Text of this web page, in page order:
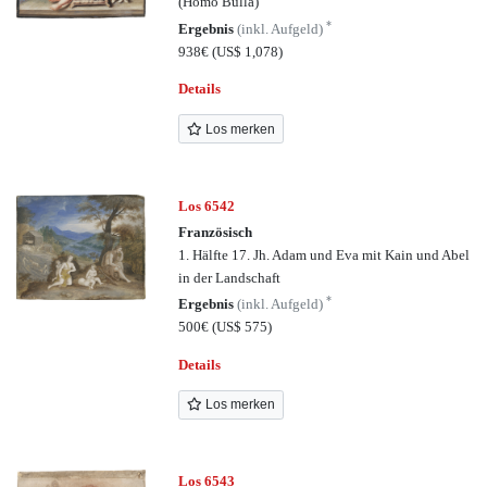
Ergebnis(inkl. Aufgeld)*
938€(US$ 1,078)
Details
Los merken
Los 6542
Französisch
1. Hälfte 17. Jh. Adam und Eva mit Kain und Abel
in der Landschaft
Ergebnis(inkl. Aufgeld)*
500€(US$ 575)
Details
Los merken
Los 6543